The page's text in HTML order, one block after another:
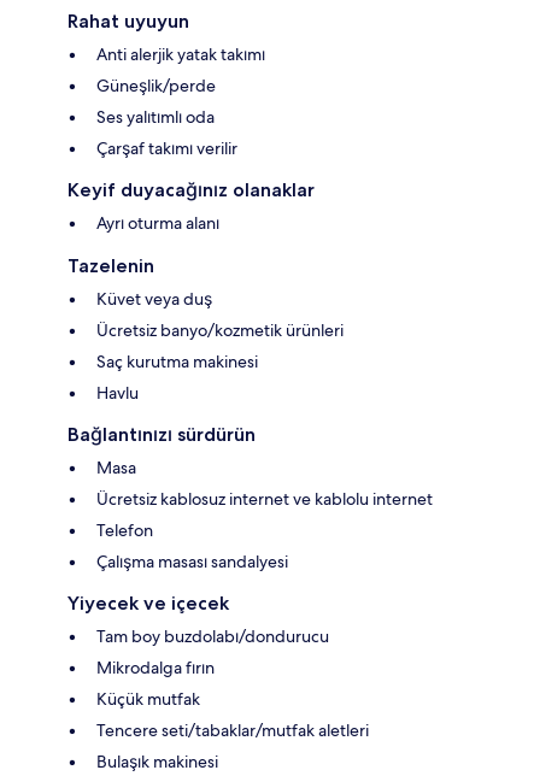
Rahat uyuyun
Anti alerjik yatak takımı
Güneşlik/perde
Ses yalıtımlı oda
Çarşaf takımı verilir
Keyif duyacağınız olanaklar
Ayrı oturma alanı
Tazelenin
Küvet veya duş
Ücretsiz banyo/kozmetik ürünleri
Saç kurutma makinesi
Havlu
Bağlantınızı sürdürün
Masa
Ücretsiz kablosuz internet ve kablolu internet
Telefon
Çalışma masası sandalyesi
Yiyecek ve içecek
Tam boy buzdolabı/dondurucu
Mikrodalga fırın
Küçük mutfak
Tencere seti/tabaklar/mutfak aletleri
Bulaşık makinesi